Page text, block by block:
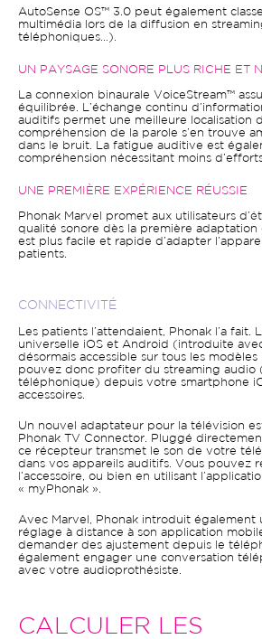
AutoSense OS™ 3.0 peut également
multimédia lors de la diffusion en
téléphoniques…).
UN PAYSAGE SONORE PLUS RICHE ET
La connexion binaurale VoiceStream™
équilibrée. L’échange continu
auditifs permet une meilleure localisation
compréhension de la parole s’en trouve
dans le bruit. La fatigue auditive est
compréhension nécessitant moins
UNE PREMIÈRE EXPÉRIENCE RÉUSSIE
Phonak Marvel promet aux utilisateurs
qualité sonore dès la première adaptation
est plus facile et rapide d’adapter
patients.
CONNECTIVITÉ
Les patients l’attendaient, Phonak l’a fait.
universelle iOS et Android (introduite
désormais accessible sur tous les modèles
pouvez donc profiter du streaming audio
téléphonique) depuis votre smartphone
accessoires.
Un nouvel adaptateur pour la télévision
Phonak TV Connector. Pluggé
ce récepteur transmet le son de votre
dans vos appareils auditifs. Vous pouvez
l’accessoire, ou bien en utilisant
« myPhonak ».
Avec Marvel, Phonak introduit également
réglage à distance à son application
demander des ajustement depuis le
également engager une conversation
avec votre audioprothésiste.
CALCULER LES